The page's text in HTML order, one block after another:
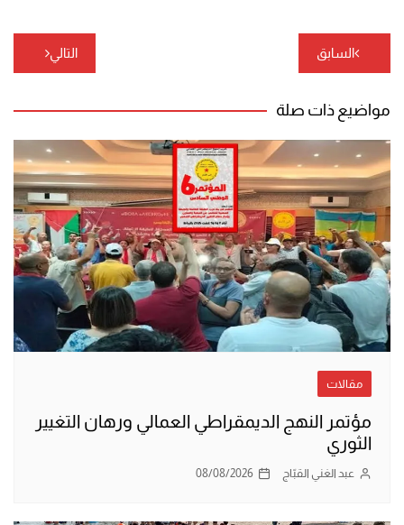
تصفّح
المقالات
السابق التالي
مواضيع ذات صلة
مقالات
مؤتمر النهج الديمقراطي العمالي ورهان التغيير
الثوري
عبد الغني القبّاج 08/08/2026